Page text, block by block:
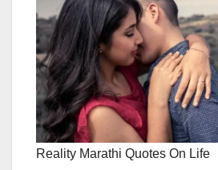
Reality Marathi Quotes On Life